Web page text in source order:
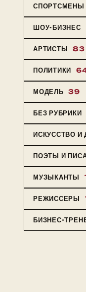
СПОРТСМЕНЫ
ШОУ-БИЗНЕС
АРТИСТЫ 83
ПОЛИТИКИ
МОДЕЛЬ 39
БЕЗ РУБРИКИ
ИСКУССТВО И
ПОЭТЫ И
МУЗЫКАНТЫ
РЕЖИССЕРЫ
БИЗНЕС-